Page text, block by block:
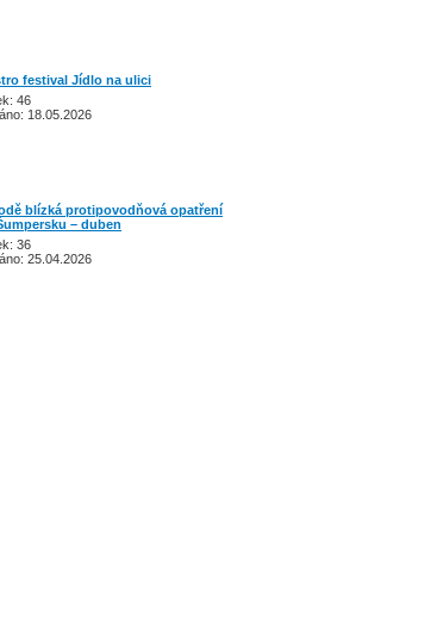
festival Jídlo na ulici
46
18.05.2026
blízká protipovodňová opatření
– duben
36
25.04.2026